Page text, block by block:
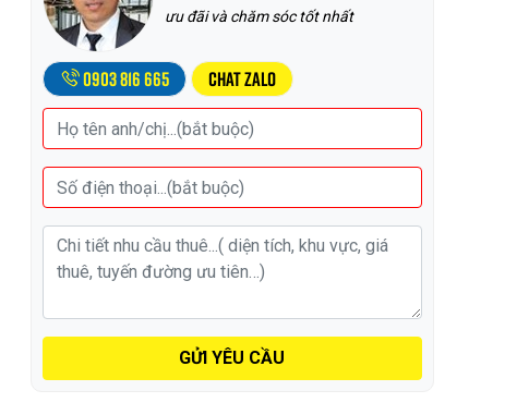
ưu đãi và chăm sóc tốt nhất
0903 816 665 Chat Zalo
GỬI YÊU CẦU